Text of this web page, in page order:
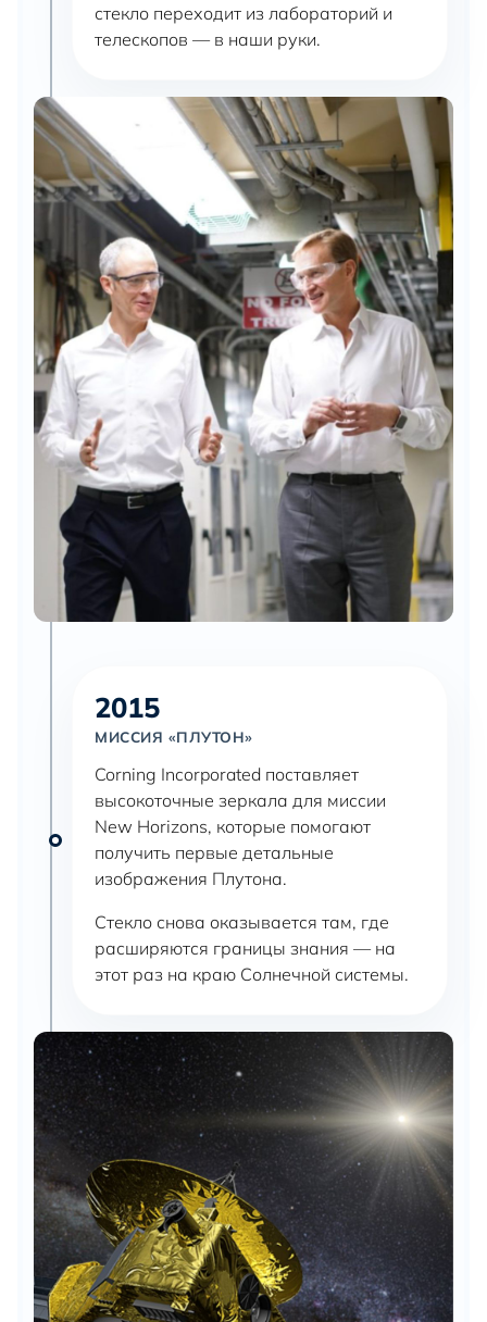
стекло переходит из лабораторий и
телескопов — в наши руки.
2015
МИССИЯ «ПЛУТОН»
Corning Incorporated поставляет
высокоточные зеркала для миссии
New Horizons, которые помогают
получить первые детальные
изображения Плутона.
Стекло снова оказывается там, где
расширяются границы знания — на
этот раз на краю Солнечной системы.